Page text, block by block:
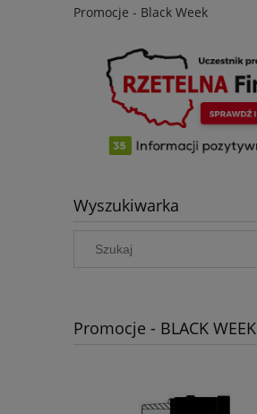
Promocje - Black Week
Wyszukiwarka
Promocje - BLACK WEEK